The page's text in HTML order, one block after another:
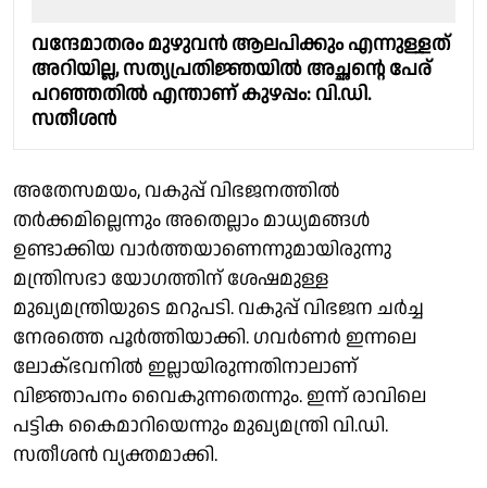
വന്ദേമാതരം മുഴുവൻ ആലപിക്കും എന്നുള്ളത്
അറിയില്ല, സത്യപ്രതിജ്ഞയിൽ അച്ഛന്റെ പേര്
പറഞ്ഞതില്‍ എന്താണ് കുഴപ്പം: വി.ഡി.
സതീശൻ
അതേസമയം, വകുപ്പ് വിഭജനത്തിൽ
തർക്കമില്ലെന്നും അതെല്ലാം മാധ്യമങ്ങൾ
ഉണ്ടാക്കിയ വാർത്തയാണെന്നുമായിരുന്നു
മന്ത്രിസഭാ യോ​ഗത്തിന് ശേഷമുള്ള
മുഖ്യമന്ത്രിയുടെ മറുപടി. വകുപ്പ് വിഭജന ചർച്ച
നേരത്തെ പൂർത്തിയാക്കി. ഗവർണർ ഇന്നലെ
ലോക്ഭവനിൽ ഇല്ലായിരുന്നതിനാലാണ്
വിജ്ഞാപനം വൈകുന്നതെന്നും. ഇന്ന് രാവിലെ
പട്ടിക കൈമാറിയെന്നും മുഖ്യമന്ത്രി വി.ഡി.
സതീശൻ വ്യക്തമാക്കി.